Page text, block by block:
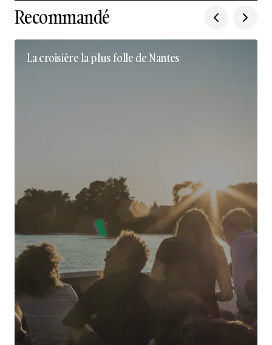
Recommandé
La croisière la plus folle de Nantes